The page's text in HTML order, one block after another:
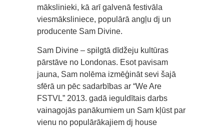
mākslinieki, kā arī galvenā festivāla
viesmāksliniece, populārā angļu dj un
producente Sam Divine.
Sam Divine – spilgtā dīdžeju kultūras
pārstāve no Londonas. Esot pavisam
jauna, Sam nolēma izmēģināt sevi šajā
sfērā un pēc sadarbības ar “We Are
FSTVL” 2013. gadā ieguldītais darbs
vainagojās panākumiem un Sam kļūst par
vienu no populārākajiem dj house